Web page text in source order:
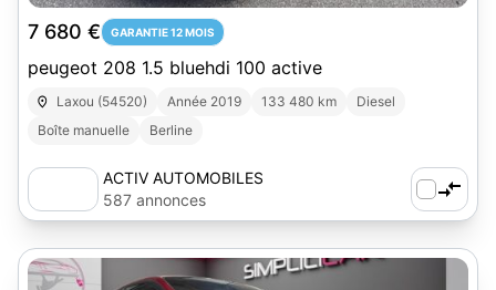
7 680 € GARANTIE 12 MOIS
peugeot 208 1.5 bluehdi 100 active
Laxou (54520) Année 2019 133 480 km
Diesel
Boîte manuelle
Berline
ACTIV AUTOMOBILES
587 annonces